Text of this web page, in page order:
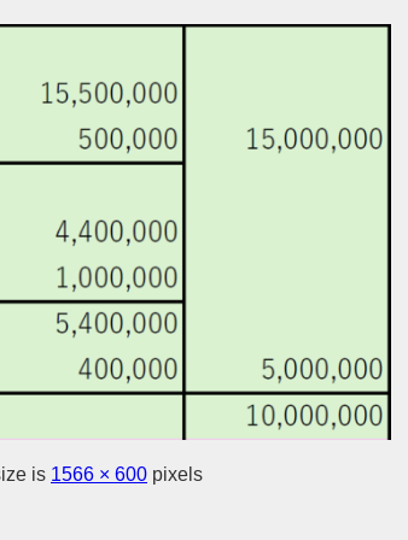
is 1566 × 600 pixels